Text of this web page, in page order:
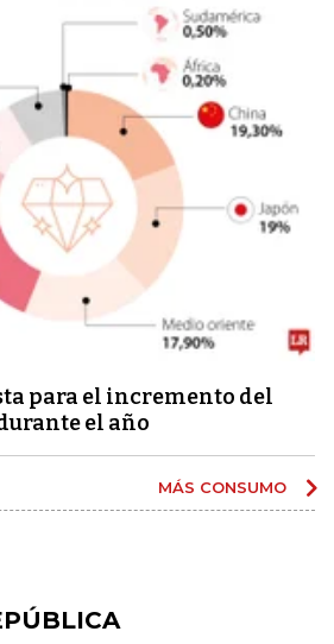
para el incremento del
el año
MÁS CONSUMO